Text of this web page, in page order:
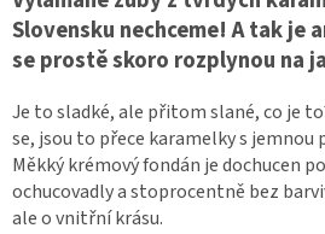
Slovensku nechceme! A tak je
se prostě skoro rozplynou na
Je to sladké, ale přitom slané, co je
se, jsou to přece karamelky s
Měkký krémový fondán je dochucen
ochucovadly a stoprocentně bez
ale o vnitřní krásu.